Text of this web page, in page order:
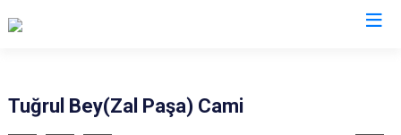
Tuğrul Bey(Zal Paşa) Cami